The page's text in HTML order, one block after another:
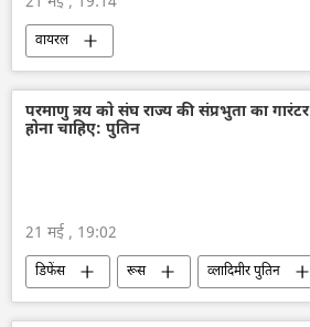
वायरल
परमाणु त्रय को संघ राज्य की संप्रभुता का गारंटर
होना चाहिए: पुतिन
21 मई , 19:02
डिफेंस रूस
व्लादिमीर पुतिन
अलेक्जेंडर लुकाशेंको
बेलारूस